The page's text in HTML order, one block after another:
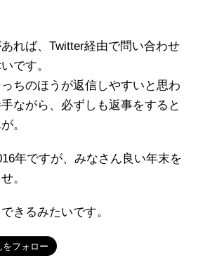
れば、Twitter経由で問い合わせ
です。
ちのほうが返信しやすいと思わ
ながら、必ずしも返事をすると
。
年ですが、みなさん良い年末を
。
きるみたいです。